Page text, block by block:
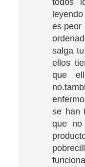
todos
es peor
salga
ellos
que
se han
que